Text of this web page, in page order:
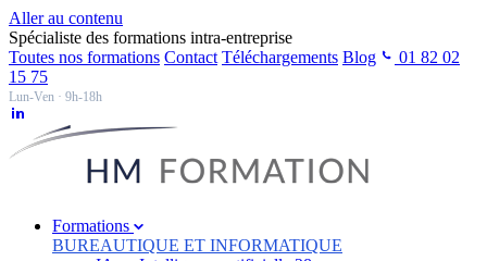
Aller au contenu
Spécialiste des formations intra-entreprise
Toutes nos formations Contact Téléchargements Blog
01 82 02
15 75
Lun-Ven · 9h-18h
Formations
BUREAUTIQUE ET INFORMATIQUE